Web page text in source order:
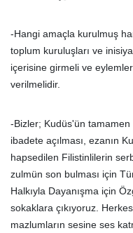
-Hangi amaçla kurulmuş
toplum kuruluşları ve
içerisine girmeli ve
verilmelidir.
-Bizler; Kudüs'ün tamamen
ibadete açılması, ezanın
hapsedilen Filistinlilerin
zulmün son bulması için
Halkıyla Dayanışma için
sokaklara çıkıyoruz.
mazlumların sesine ses